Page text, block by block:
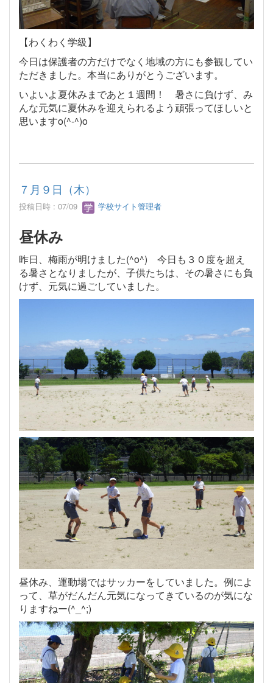
【わくわく学級】
今日は保護者の方だけでなく地域の方にも参観してい
ただきました。本当にありがとうございます。
いよいよ夏休みまであと１週間！ 暑さに負けず、み
んな元気に夏休みを迎えられるよう頑張ってほしいと
思いますo(^-^)o
７月９日（木）
投稿日時 : 07/09 学校サイト管理者
昼休み
昨日、梅雨が明けました(^o^) 今日も３０度を超え
る暑さとなりましたが、子供たちは、その暑さにも負
けず、元気に過ごしていました。
昼休み、運動場ではサッカーをしていました。例によ
って、草がだんだん元気になってきているのが気にな
りますねー(^_^;)